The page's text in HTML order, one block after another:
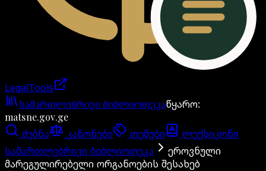
LegalTools
ანგარიში იტვირთება
სამართლებრივი ბიბლიოთეკაწყარო:
matsne.gov.ge
ძებნა კანონები თემები
ლექსიკონი
სამართლებრივი ბიბლიოთეკა
ეროვნული
მარეგულირებელი ორგანოების შესახებ